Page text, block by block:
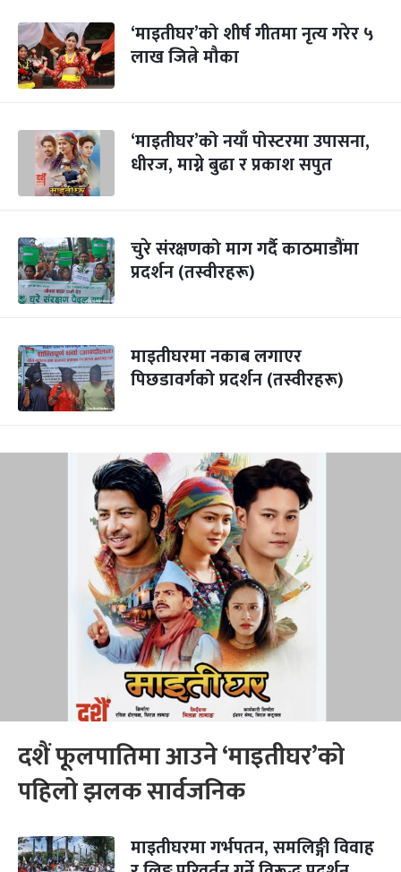
‘माइतीघर’को शीर्ष गीतमा नृत्य गरेर ५
लाख जित्ने मौका
‘माइतीघर’को नयाँ पोस्टरमा उपासना,
धीरज, माग्ने बुढा र प्रकाश सपुत
चुरे संरक्षणको माग गर्दै काठमाडौंमा
प्रदर्शन (तस्वीरहरू)
माइतीघरमा नकाब लगाएर
पिछडावर्गको प्रदर्शन (तस्वीरहरू)
दशैं फूलपातिमा आउने ‘माइतीघर’को
पहिलो झलक सार्वजनिक
माइतीघरमा गर्भपतन, समलिङ्गी विवाह